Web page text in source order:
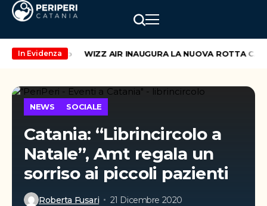
In Evidenza
di maggio WIZZ AIR INAUGURA LA NUOVA ROTTA
NEWS SOCIALE
Catania: “Librincircolo a
Natale”, Amt regala un
sorriso ai piccoli pazienti
Roberta Fusari
21 Dicembre 2020